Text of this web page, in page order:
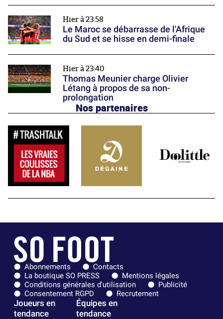
Hier à 23:58
Le Maroc se débarrasse de l'Afrique
du Sud et se hisse en demi-finale
Hier à 23:40
Thomas Meunier charge Olivier
Létang à propos de sa non-
prolongation
Nos partenaires
Abonnements
Contacts
La boutique SO PRESS
Mentions légales
Conditions générales d'utilisation
Publicité
Consentement RGPD
Recrutement
Joueurs en
tendance
Équipes en
tendance